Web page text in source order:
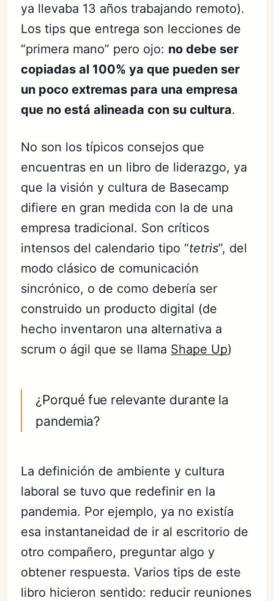
ya llevaba 13 años trabajando remoto).
Los tips que entrega son lecciones de
“primera mano” pero ojo: no debe ser
copiadas al 100% ya que pueden ser
un poco extremas para una empresa
que no está alineada con su cultura.
No son los típicos consejos que
encuentras en un libro de liderazgo, ya
que la visión y cultura de Basecamp
difiere en gran medida con la de una
empresa tradicional. Son críticos
intensos del calendario tipo “tetris”, del
modo clásico de comunicación
sincrónico, o de como debería ser
construido un producto digital (de
hecho inventaron una alternativa a
scrum o ágil que se llama Shape Up)
¿Porqué fue relevante durante la
pandemia?
La definición de ambiente y cultura
laboral se tuvo que redefinir en la
pandemia. Por ejemplo, ya no existía
esa instantaneidad de ir al escritorio de
otro compañero, preguntar algo y
obtener respuesta. Varios tips de este
libro hicieron sentido: reducir reuniones